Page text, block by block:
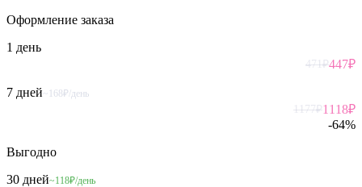
Оформление заказа
1 день
471₽447₽
7 дней~168₽/день
1177₽1118₽
-64%
Выгодно
30 дней~118₽/день